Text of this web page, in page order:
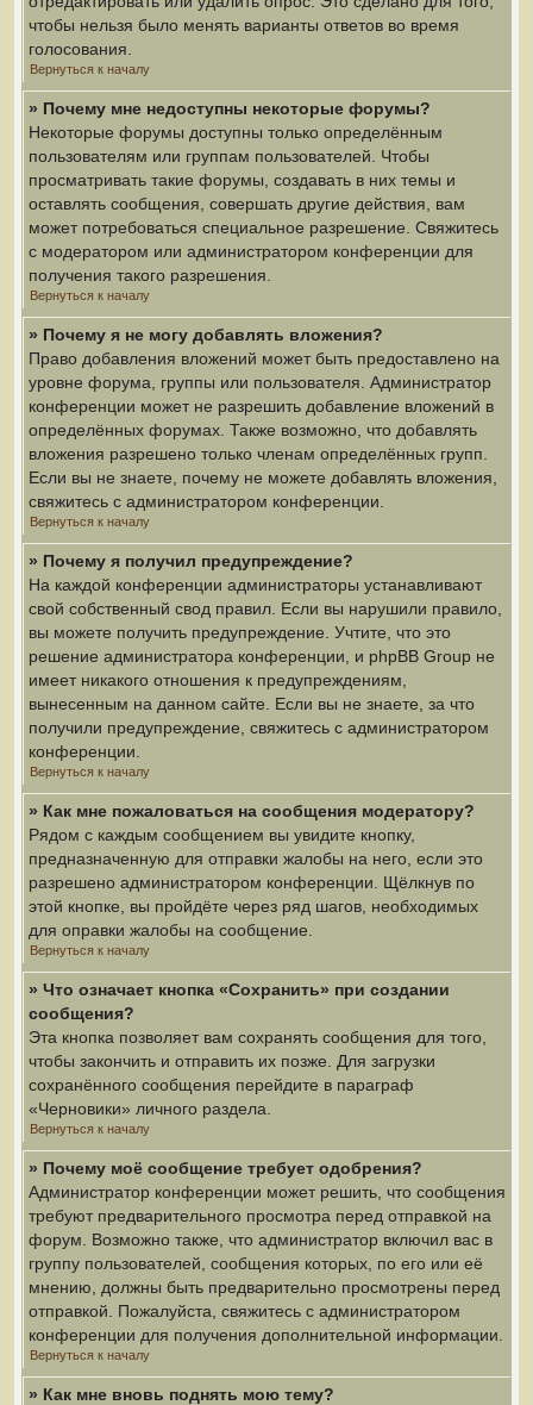
чтобы нельзя было менять варианты ответов во время
голосования.
Вернуться к началу
» Почему мне недоступны некоторые форумы?
Некоторые форумы доступны только определённым
пользователям или группам пользователей. Чтобы
просматривать такие форумы, создавать в них темы и
оставлять сообщения, совершать другие действия, вам
может потребоваться специальное разрешение. Свяжитесь
с модератором или администратором конференции для
получения такого разрешения.
Вернуться к началу
» Почему я не могу добавлять вложения?
Право добавления вложений может быть предоставлено на
уровне форума, группы или пользователя. Администратор
конференции может не разрешить добавление вложений в
определённых форумах. Также возможно, что добавлять
вложения разрешено только членам определённых групп.
Если вы не знаете, почему не можете добавлять вложения,
свяжитесь с администратором конференции.
Вернуться к началу
» Почему я получил предупреждение?
На каждой конференции администраторы устанавливают
свой собственный свод правил. Если вы нарушили правило,
вы можете получить предупреждение. Учтите, что это
решение администратора конференции, и phpBB Group не
имеет никакого отношения к предупреждениям,
вынесенным на данном сайте. Если вы не знаете, за что
получили предупреждение, свяжитесь с администратором
конференции.
Вернуться к началу
» Как мне пожаловаться на сообщения модератору?
Рядом с каждым сообщением вы увидите кнопку,
предназначенную для отправки жалобы на него, если это
разрешено администратором конференции. Щёлкнув по
этой кнопке, вы пройдёте через ряд шагов, необходимых
для оправки жалобы на сообщение.
Вернуться к началу
» Что означает кнопка «Сохранить» при создании
сообщения?
Эта кнопка позволяет вам сохранять сообщения для того,
чтобы закончить и отправить их позже. Для загрузки
сохранённого сообщения перейдите в параграф
«Черновики» личного раздела.
Вернуться к началу
» Почему моё сообщение требует одобрения?
Администратор конференции может решить, что сообщения
требуют предварительного просмотра перед отправкой на
форум. Возможно также, что администратор включил вас в
группу пользователей, сообщения которых, по его или её
мнению, должны быть предварительно просмотрены перед
отправкой. Пожалуйста, свяжитесь с администратором
конференции для получения дополнительной информации.
Вернуться к началу
» Как мне вновь поднять мою тему?